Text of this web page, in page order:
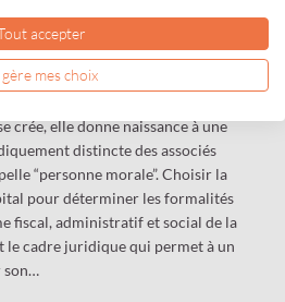
Société, Guide de
crée, elle donne naissance à une
distincte des associés
“personne morale”. Choisir la
pour déterminer les formalités
fiscal, administratif et social de la
le cadre juridique qui permet à un
son…
accepter
gère mes choix